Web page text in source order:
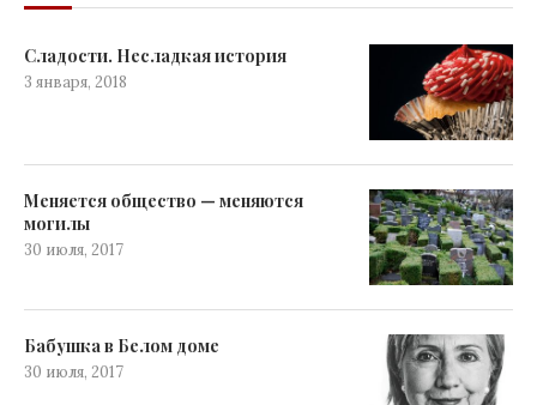
Сладости. Несладкая история
3 января, 2018
Меняется общество — меняются
могилы
30 июля, 2017
Бабушка в Белом доме
30 июля, 2017